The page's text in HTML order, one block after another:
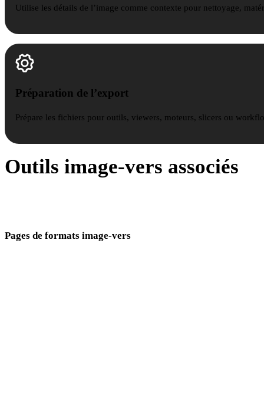
Utilise les détails de l’image comme contexte pour nettoyage,
Préparation de l’export
Prépare les fichiers pour outils, viewers, moteurs, slicers ou
Outils image-vers associés
Pages de formats image-vers